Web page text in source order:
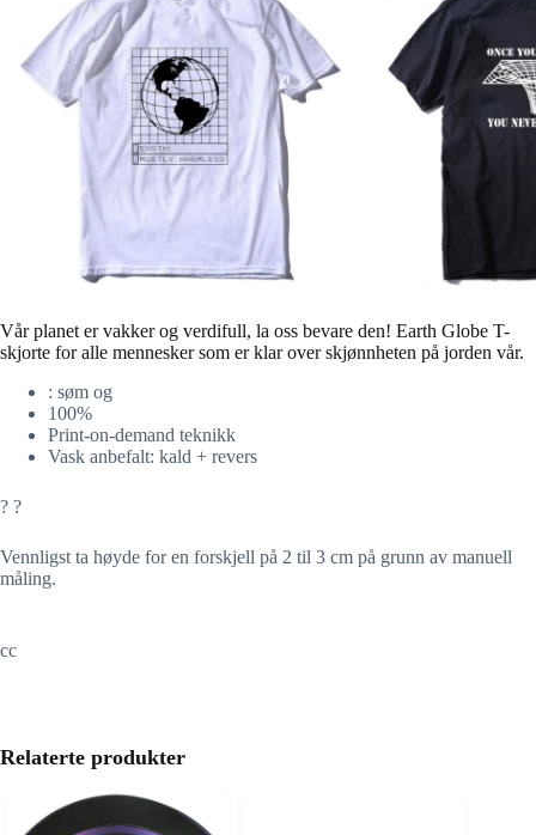
Vår planet er vakker og verdifull, la oss bevare den! Earth Globe T-
skjorte for alle mennesker som er klar over skjønnheten på jorden vår.
: søm og
100%
Print-on-demand teknikk
Vask anbefalt: kald + revers
? ?
Vennligst ta høyde for en forskjell på 2 til 3 cm på grunn av manuell
måling.
cc
Relaterte produkter